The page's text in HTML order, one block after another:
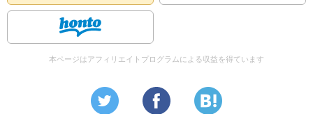
本ページはアフィリエイトプログラムによる収益を得ています